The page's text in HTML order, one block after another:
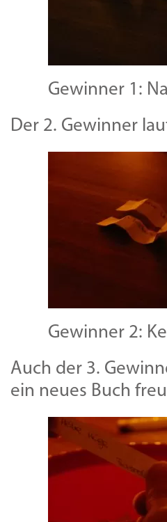
Gewinner 1:
Der 2. Gewinner
Gewinner 2:
Auch der 3.
ein neues Buch